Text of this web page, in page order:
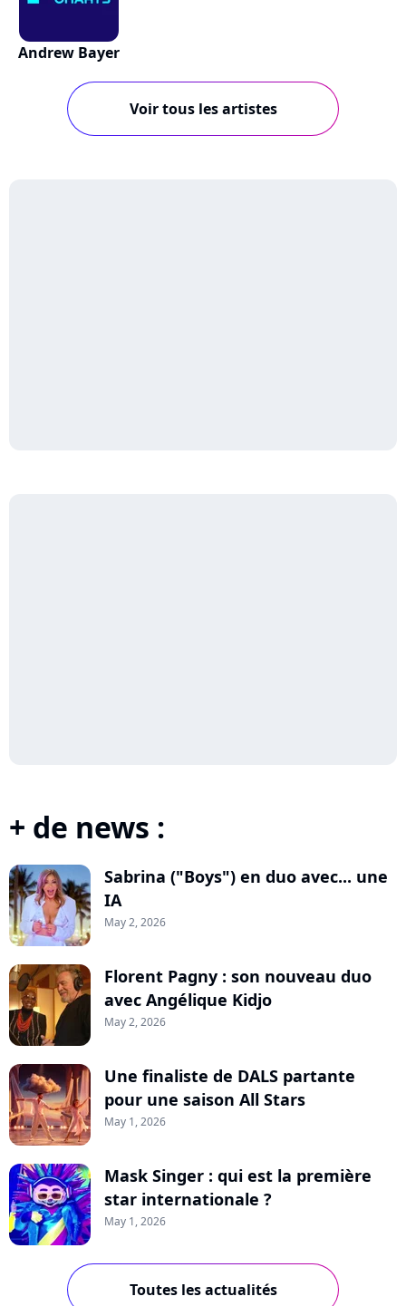
Andrew Bayer
Voir tous les artistes
+ de news :
Sabrina ("Boys") en duo avec... une
IA
May 2, 2026
Florent Pagny : son nouveau duo
avec Angélique Kidjo
May 2, 2026
Une finaliste de DALS partante
pour une saison All Stars
May 1, 2026
Mask Singer : qui est la première
star internationale ?
May 1, 2026
Toutes les actualités